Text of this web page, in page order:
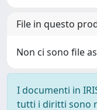
File in questo
Non ci sono file
I documenti in
tutti i diritti sono